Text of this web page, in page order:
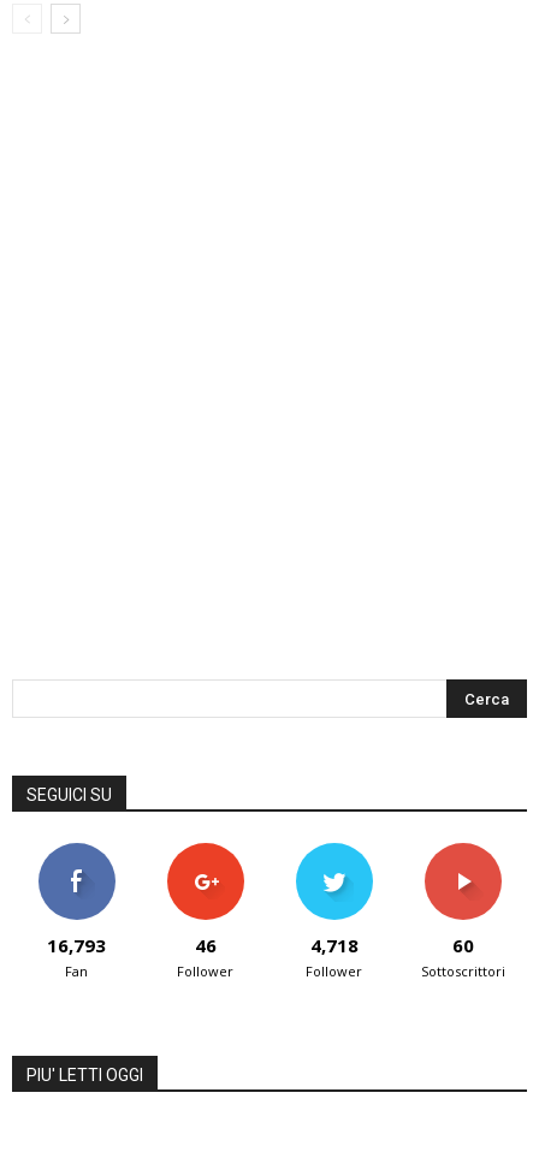
SEGUICI SU
16,793
Fan
46
Follower
4,718
Follower
60
Sottoscrittori
PIU' LETTI OGGI